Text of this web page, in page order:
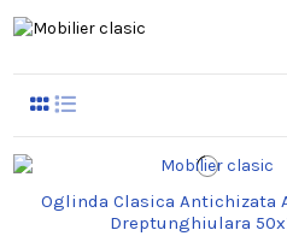
Oglinda Clasica Antichizata
Dreptunghiulara